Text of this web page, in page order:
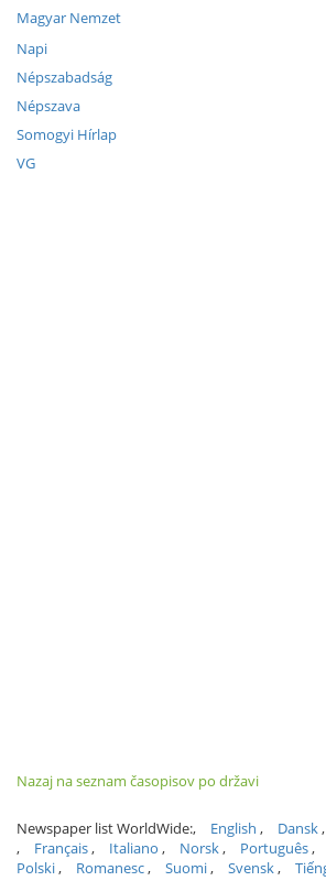
Magyar Nemzet
Napi
Népszabadság
Népszava
Somogyi Hírlap
VG
Nazaj na seznam časopisov po državi
Newspaper list WorldWide: English Dansk
Français
Italiano Norsk Português
Polski
Romanesc Suomi Svensk